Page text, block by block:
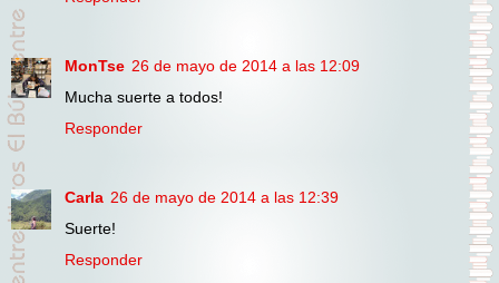
MonTse 26 de mayo de 2014 a las 12:09
Mucha suerte a todos!
Responder
Carla 26 de mayo de 2014 a las 12:39
Suerte!
Responder